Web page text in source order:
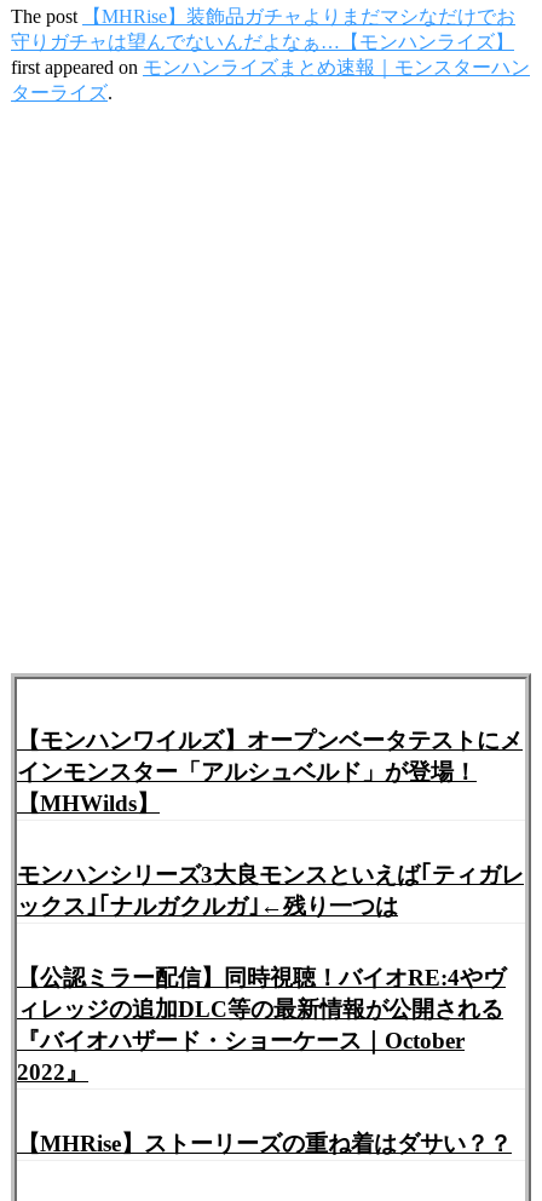
The post
【MHRise】装飾品ガチャよりまだマシなだけでお
守りガチャは望んでないんだよなぁ…【モンハンライズ】
first appeared on モンハンライズまとめ速報｜モンスターハン
ターライズ.
【モンハンワイルズ】オープンベータテストにメ
インモンスター「アルシュベルド」が登場！
【MHWilds】
モンハンシリーズ3大良モンスといえば｢ティガレ
ックス｣｢ナルガクルガ｣←残り一つは
【公認ミラー配信】同時視聴！バイオRE:4やヴ
ィレッジの追加DLC等の最新情報が公開される
『バイオハザード・ショーケース｜October
2022』
【MHRise】ストーリーズの重ね着はダサい？？